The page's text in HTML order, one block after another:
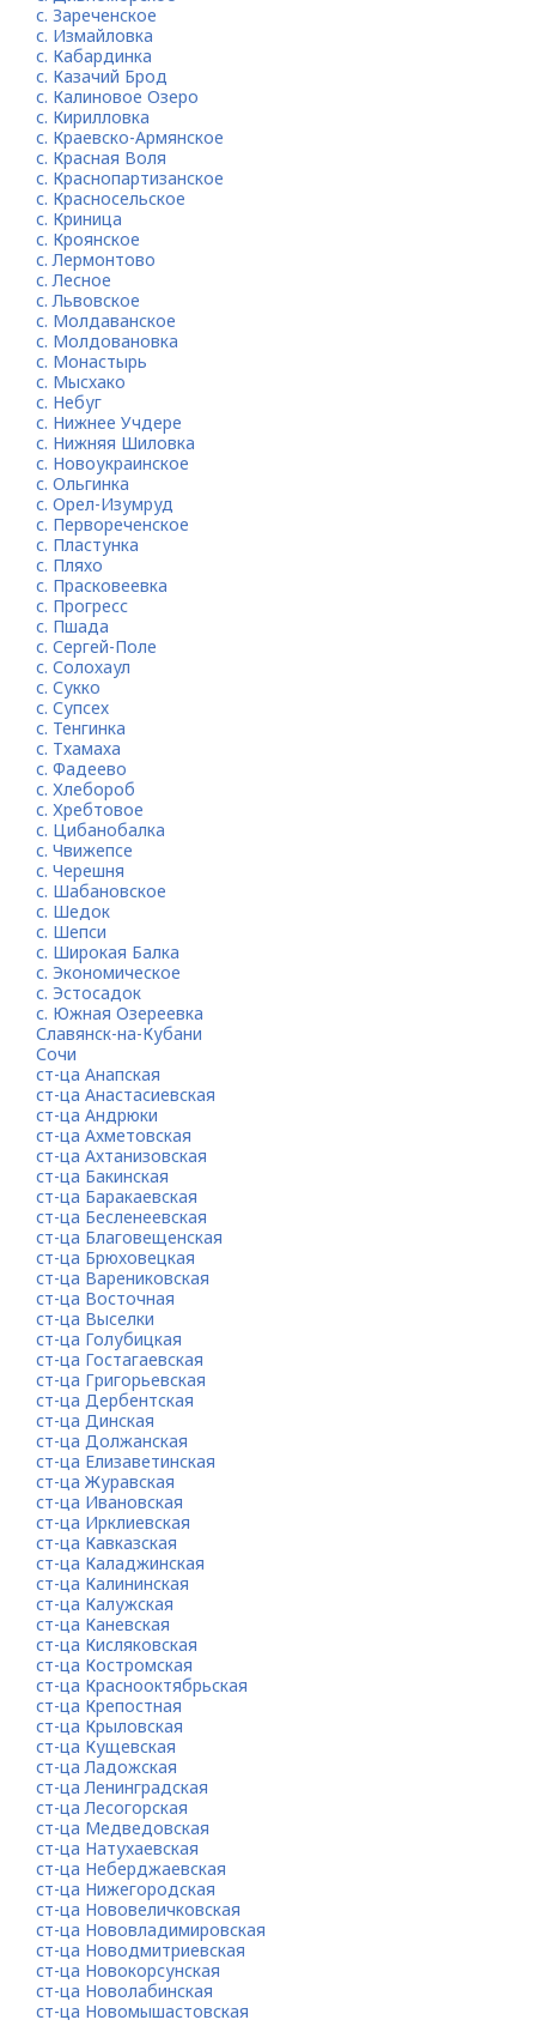
с. Зареченское
с. Измайловка
с. Кабардинка
с. Казачий Брод
с. Калиновое Озеро
с. Кирилловка
с. Краевско-Армянское
с. Красная Воля
с. Краснопартизанское
с. Красносельское
с. Криница
с. Кроянское
с. Лермонтово
с. Лесное
с. Львовское
с. Молдаванское
с. Молдовановка
с. Монастырь
с. Мысхако
с. Небуг
с. Нижнее Учдере
с. Нижняя Шиловка
с. Новоукраинское
с. Ольгинка
с. Орел-Изумруд
с. Первореченское
с. Пластунка
с. Пляхо
с. Прасковеевка
с. Прогресс
с. Пшада
с. Сергей-Поле
с. Солохаул
с. Сукко
с. Супсех
с. Тенгинка
с. Тхамаха
с. Фадеево
с. Хлебороб
с. Хребтовое
с. Цибанобалка
с. Чвижепсе
с. Черешня
с. Шабановское
с. Шедок
с. Шепси
с. Широкая Балка
с. Экономическое
с. Эстосадок
с. Южная Озереевка
Славянск-на-Кубани
Сочи
ст-ца Анапская
ст-ца Анастасиевская
ст-ца Андрюки
ст-ца Ахметовская
ст-ца Ахтанизовская
ст-ца Бакинская
ст-ца Баракаевская
ст-ца Бесленеевская
ст-ца Благовещенская
ст-ца Брюховецкая
ст-ца Варениковская
ст-ца Восточная
ст-ца Выселки
ст-ца Голубицкая
ст-ца Гостагаевская
ст-ца Григорьевская
ст-ца Дербентская
ст-ца Динская
ст-ца Должанская
ст-ца Елизаветинская
ст-ца Журавская
ст-ца Ивановская
ст-ца Ирклиевская
ст-ца Кавказская
ст-ца Каладжинская
ст-ца Калининская
ст-ца Калужская
ст-ца Каневская
ст-ца Кисляковская
ст-ца Костромская
ст-ца Краснооктябрьская
ст-ца Крепостная
ст-ца Крыловская
ст-ца Кущевская
ст-ца Ладожская
ст-ца Ленинградская
ст-ца Лесогорская
ст-ца Медведовская
ст-ца Натухаевская
ст-ца Неберджаевская
ст-ца Нижегородская
ст-ца Нововеличковская
ст-ца Нововладимировская
ст-ца Новодмитриевская
ст-ца Новокорсунская
ст-ца Новолабинская
ст-ца Новомышастовская